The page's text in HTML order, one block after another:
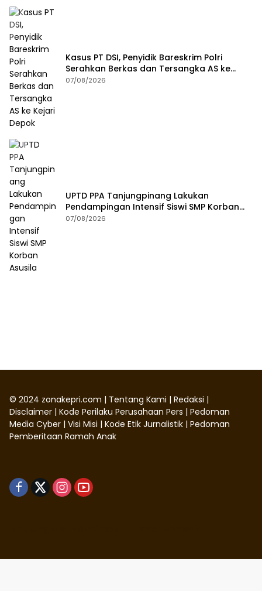
Kasus PT DSI, Penyidik Bareskrim Polri
Serahkan Berkas dan Tersangka AS ke
Kejari Depok
07/08/2026
UPTD PPA Tanjungpinang Lakukan
Pendampingan Intensif Siswi SMP Korban
Asusila
07/08/2026
© 2024 zonakepri.com | Tentang Kami | Redaksi |
Disclaimer | Kode Perilaku Perusahaan Pers | Pedoman
Media Cyber | Visi Misi | Kode Etik Jurnalistik | Pedoman
Pemberitaan Ramah Anak